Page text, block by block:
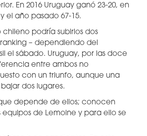
En 2016 Uruguay ganó 23-20, en
el año pasado 67-15.
chileno podría subirlos dos
– dependiendo del
el sábado. Uruguay, por las doce
entre ambos no
con un triunfo, aunque una
dos lugares.
que depende de ellos; conocen
de Lemoine y para ello se